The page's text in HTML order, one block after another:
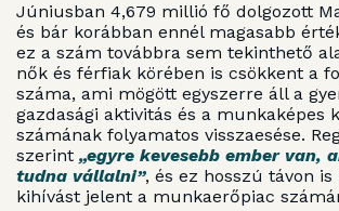
Júniusban 4,679 millió fő dolgozott
és bár korábban ennél magasabb
ez a szám továbbra sem tekinthető
nők és férfiak körében is csökkent a
száma, ami mögött egyszerre áll a
gazdasági aktivitás és a munkaképes
számának folyamatos visszaesése.
szerint „egyre kevesebb ember van,
tudna vállalni”, és ez hosszú távon
kihívást jelent a munkaerőpiac